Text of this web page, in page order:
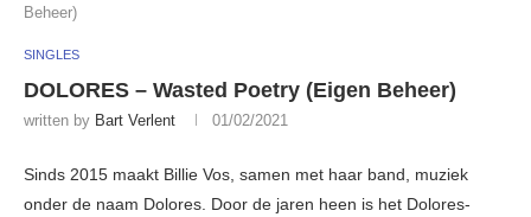
Beheer)
SINGLES
DOLORES – Wasted Poetry (Eigen Beheer)
written by Bart Verlent 01/02/2021
Sinds 2015 maakt Billie Vos, samen met haar band, muziek
onder de naam Dolores. Door de jaren heen is het Dolores-